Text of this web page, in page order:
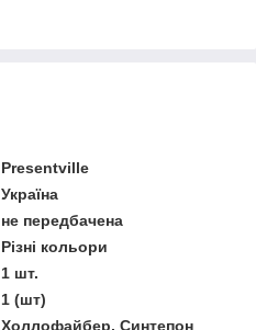
Presentville
Україна
не передбачена
Різні кольори
1 шт.
1 (шт)
Холлофайбер, Синтепон